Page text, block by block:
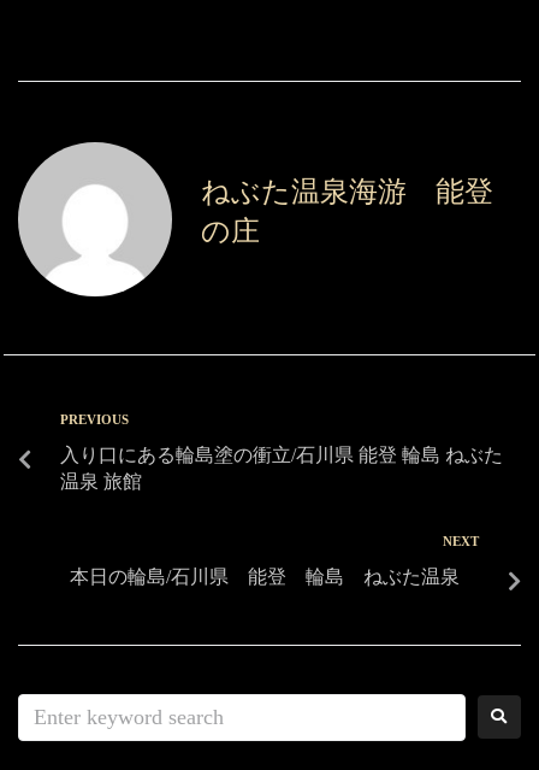
ねぶた温泉海游 能登
の庄
PREVIOUS
入り口にある輪島塗の衝立/石川県 能登 輪島 ねぶた
温泉 旅館
NEXT
本日の輪島/石川県 能登 輪島 ねぶた温泉